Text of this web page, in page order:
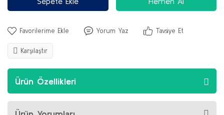
Yorum Yaz Tavsiye Et
Karşılaştır
Ürün Özellikleri